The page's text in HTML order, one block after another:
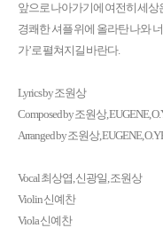
앞으로 나아가기에 여전히 세
경쾌한 셔플 위에 올라탄 나와
가’로 펼쳐지길 바란다.
Lyrics by 조원상
Composed by 조원상, EUGENE,
Arranged by 조원상, EUGENE,
Vocal 최상엽, 신광일, 조원상
Violin 신예찬
Viola 신예찬